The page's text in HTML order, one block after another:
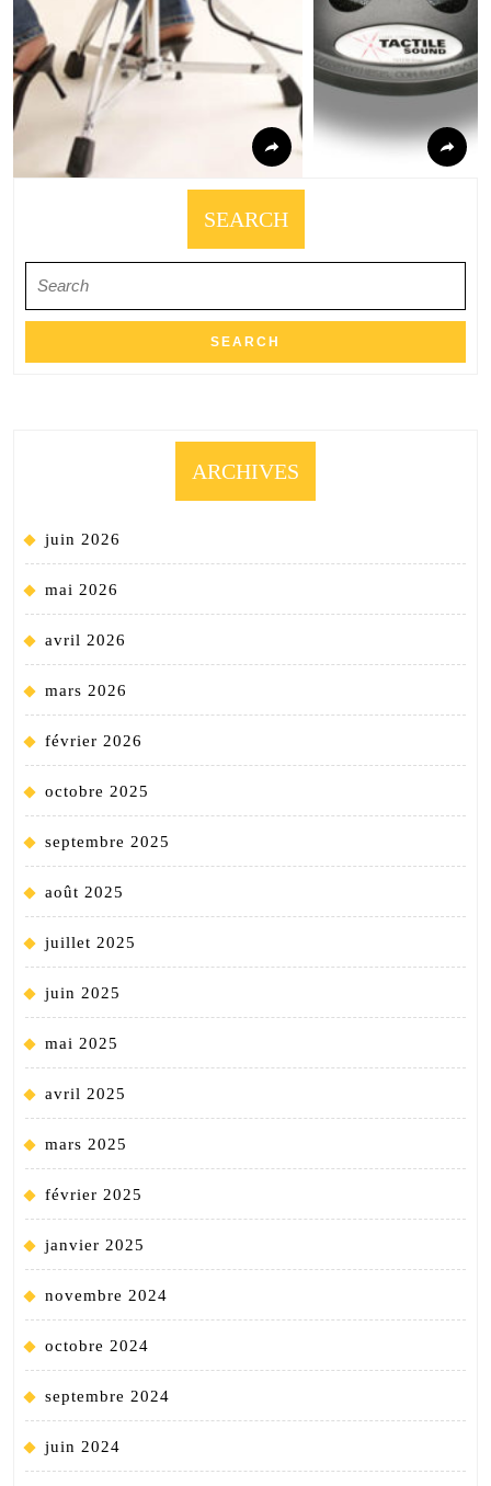
SEARCH
for:
ARCHIVES
juin 2026
mai 2026
avril 2026
mars 2026
février 2026
octobre 2025
septembre 2025
août 2025
juillet 2025
juin 2025
mai 2025
avril 2025
mars 2025
février 2025
janvier 2025
novembre 2024
octobre 2024
septembre 2024
juin 2024